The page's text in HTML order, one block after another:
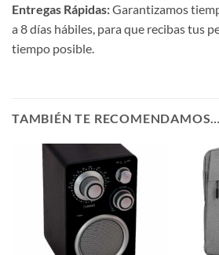
Entregas Rápidas:Garantizamos
a 8 días hábiles, para que recibas tus
tiempo posible.
TAMBIÉN TE RECOMENDAMOS…